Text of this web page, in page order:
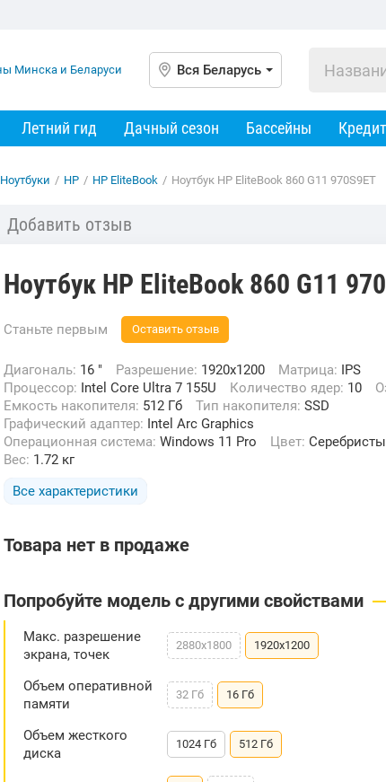
Вся Беларусь
Летний гид Дачный сезон Бассейны
Ноутбуки / HP / HP EliteBook / Ноутбук HP EliteBook 860 G11 970S9ET
Добавить отзыв
Ноутбук HP EliteBook 860 G11
Станьте первым Оставить отзыв
Диагональ: 16 " Разрешение: 1920x1200 Матрица: IPS
Процессор: Intel Core Ultra 7 155U Количество ядер: 10
Емкость накопителя: 512 Гб Тип накопителя: SSD
Графический адаптер: Intel Arc Graphics
Операционная система: Windows 11 Pro Цвет:
Вес: 1.72 кг
Все характеристики
Товара нет в продаже
Попробуйте модель с другими свойствами
Макс. разрешение
экрана, точек
2880x1800 1920x1200
Объем оперативной
памяти
32 Гб 16 Гб
Объем жесткого
диска
1024 Гб 512 Гб